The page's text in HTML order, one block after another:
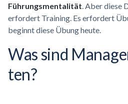
Führungsmentalität . Aber diese
erfordert Training. Es erfordert
beginnt diese Übung heute.
Was sind
ten?